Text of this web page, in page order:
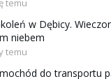
temu
w Dębicy.
niebem
temu
do transportu